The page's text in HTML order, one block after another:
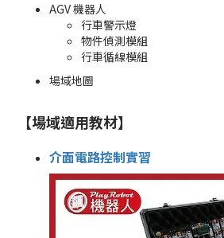
AGV 機器人
行車警示燈
物件偵測模組
行車循線模組
場域地圖
【場域適用教材】
介面電路控制實習